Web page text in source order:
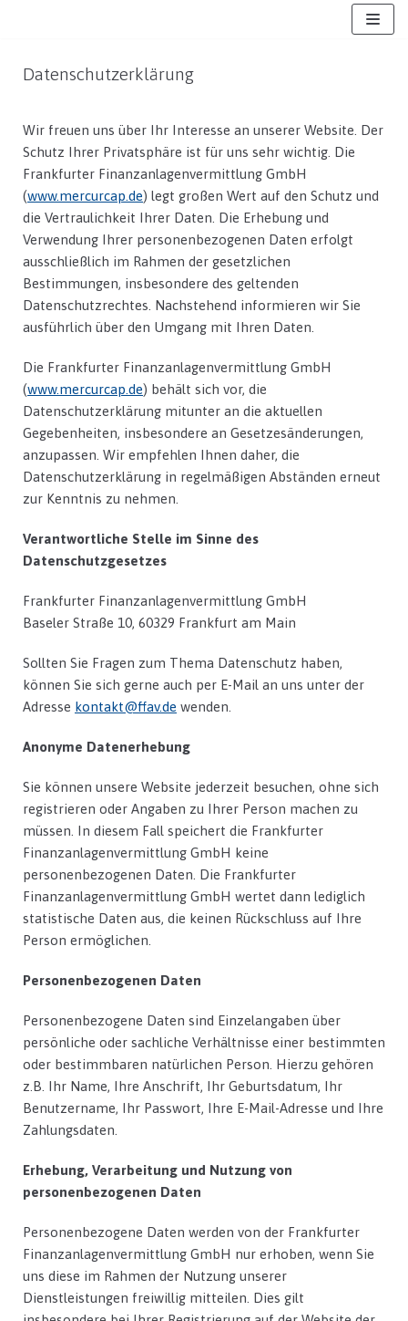
Datenschutzerklärung
Wir freuen uns über Ihr Interesse an unserer Website. Der
Schutz Ihrer Privatsphäre ist für uns sehr wichtig. Die
Frankfurter Finanzanlagenvermittlung GmbH
(www.mercurcap.de) legt großen Wert auf den Schutz und
die Vertraulichkeit Ihrer Daten. Die Erhebung und
Verwendung Ihrer personenbezogenen Daten erfolgt
ausschließlich im Rahmen der gesetzlichen
Bestimmungen, insbesondere des geltenden
Datenschutzrechtes. Nachstehend informieren wir Sie
ausführlich über den Umgang mit Ihren Daten.
Die Frankfurter Finanzanlagenvermittlung GmbH
(www.mercurcap.de) behält sich vor, die
Datenschutzerklärung mitunter an die aktuellen
Gegebenheiten, insbesondere an Gesetzesänderungen,
anzupassen. Wir empfehlen Ihnen daher, die
Datenschutzerklärung in regelmäßigen Abständen erneut
zur Kenntnis zu nehmen.
Verantwortliche Stelle im Sinne des
Datenschutzgesetzes
Frankfurter Finanzanlagenvermittlung GmbH
Baseler Straße 10, 60329 Frankfurt am Main
Sollten Sie Fragen zum Thema Datenschutz haben,
können Sie sich gerne auch per E-Mail an uns unter der
Adresse kontakt@ffav.de wenden.
Anonyme Datenerhebung
Sie können unsere Website jederzeit besuchen, ohne sich
registrieren oder Angaben zu Ihrer Person machen zu
müssen. In diesem Fall speichert die Frankfurter
Finanzanlagenvermittlung GmbH keine
personenbezogenen Daten. Die Frankfurter
Finanzanlagenvermittlung GmbH wertet dann lediglich
statistische Daten aus, die keinen Rückschluss auf Ihre
Person ermöglichen.
Personenbezogenen Daten
Personenbezogene Daten sind Einzelangaben über
persönliche oder sachliche Verhältnisse einer bestimmten
oder bestimmbaren natürlichen Person. Hierzu gehören
z.B. Ihr Name, Ihre Anschrift, Ihr Geburtsdatum, Ihr
Benutzername, Ihr Passwort, Ihre E-Mail-Adresse und Ihre
Zahlungsdaten.
Erhebung, Verarbeitung und Nutzung von
personenbezogenen Daten
Personenbezogene Daten werden von der Frankfurter
Finanzanlagenvermittlung GmbH nur erhoben, wenn Sie
uns diese im Rahmen der Nutzung unserer
Dienstleistungen freiwillig mitteilen. Dies gilt